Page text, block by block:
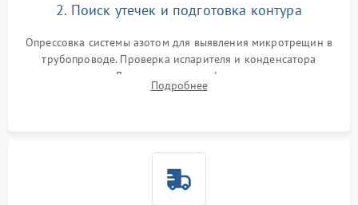
2. Поиск утечек и подготовка контура
Опрессовка системы азотом для выявления микротрещин в
трубопроводе. Проверка испарителя и конденсатора
течеискателем. Демонтаж старого фильтра-осушителя и
продувка капиллярной трубки для устранения засоров.
Подробнее